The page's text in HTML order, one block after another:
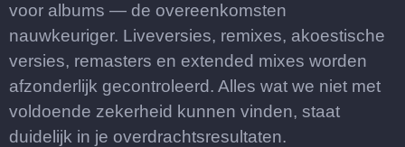
voor albums — de overeenkomsten
nauwkeuriger. Liveversies, remixes, akoestische
versies, remasters en extended mixes worden
afzonderlijk gecontroleerd. Alles wat we niet met
voldoende zekerheid kunnen vinden, staat
duidelijk in je overdrachtsresultaten.